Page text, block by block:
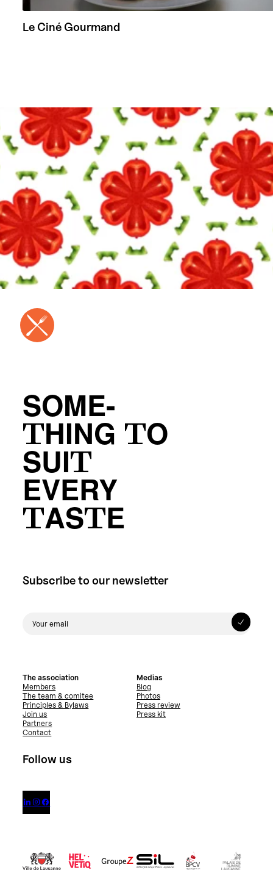
Le Ciné Gourmand
SOME-
THING TO
SUIT
EVERY
TASTE
Subscribe to our newsletter
The association
Members
The team & comitee
Principles & Bylaws
Join us
Partners
Contact
Medias
Blog
Photos
Press review
Press kit
Follow us
  